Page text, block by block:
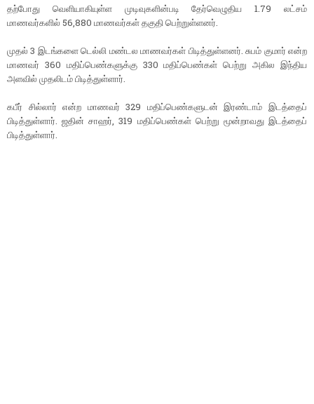
தற்போது வெளியாகியுள்ள முடிவுகளின்படி தேர்வெழுதிய 1.79 லட்சம்
மாணவர்களில் 56,880 மாணவர்கள் தகுதி பெற்றுள்ளனர்.
முதல் 3 இடங்களை டெல்லி மண்டல மாணவர்கள் பிடித்துள்ளனர். சுபம் குமார் என்ற
மாணவர் 360 மதிப்பெண்களுக்கு 330 மதிப்பெண்கள் பெற்று அகில இந்திய
அளவில் முதலிடம் பிடித்துள்ளார்.
கபீர் சில்லார் என்ற மாணவர் 329 மதிப்பெண்களுடன் இரண்டாம் இடத்தைப்
பிடித்துள்ளார். ஜதின் சாஹர், 319 மதிப்பெண்கள் பெற்று மூன்றாவது இடத்தைப்
பிடித்துள்ளார்.